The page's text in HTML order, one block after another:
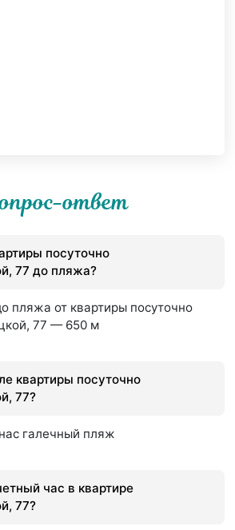
ответ
посуточно
77 до пляжа?
пляжа от квартиры посуточно
77 — 650 м
квартиры посуточно
77?
галечный пляж
час в квартире
77?